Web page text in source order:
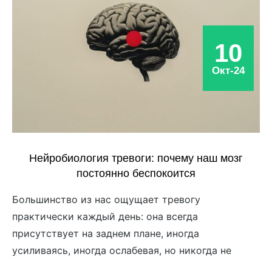
10
Окт-24
Нейробиология тревоги: почему наш мозг
постоянно беспокоится
Большинство из нас ощущает тревогу
практически каждый день: она всегда
присутствует на заднем плане, иногда
усиливаясь, иногда ослабевая, но никогда не